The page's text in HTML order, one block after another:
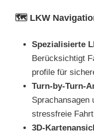
🗺️ LKW
Spezialisierte
Berücksichtigt
profile für
Turn-by-Turn-
Sprachansagen
stressfreie
3D-